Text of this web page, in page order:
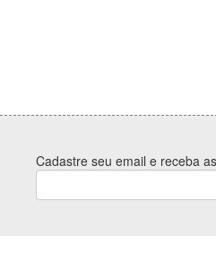
Cadastre seu email e receba